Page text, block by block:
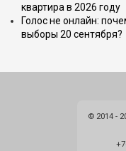
квартира в 2026 году
Голос не онлайн:
выборы 20 сентября?
© 2014 -